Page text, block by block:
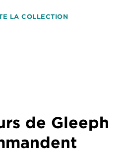
LA COLLECTION
de Gleeph